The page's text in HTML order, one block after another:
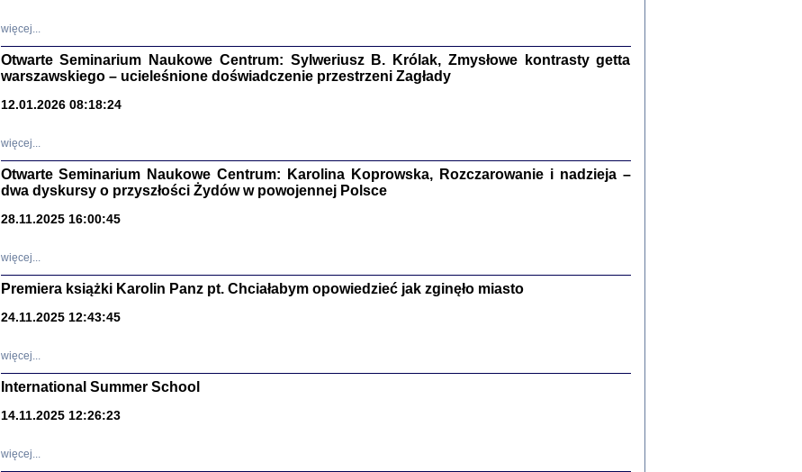
Sewek Okonowski, oprac. Marta Janczewska
PISZĄCY TE SŁOWA JEST PRACOWNIKIEM
GETTOWEJ INSTYTUCJI ...
'z Dziennika' i inne pisma z łódzkiego getta
Józef Zelkowicz, tłum. z jidysz, oprac. i wstęp. Monika Polit
CZYTAJĄC GAZETĘ NIEMIECKĄ ...
więcej...
Otwarte Seminarium Naukowe Centrum: Sylweriusz B. Królak, Zmysłowe kontrasty getta
warszawskiego – ucieleśnione doświadczenie przestrzeni Zagłady
12.01.2026 08:18:24
więcej...
Otwarte Seminarium Naukowe Centrum: Karolina Koprowska, Rozczarowanie i nadzieja –
dwa dyskursy o przyszłości Żydów w powojennej Polsce
28.11.2025 16:00:45
więcej...
Premiera książki Karolin Panz pt. Chciałabym opowiedzieć jak zginęło miasto
24.11.2025 12:43:45
więcej...
International Summer School
14.11.2025 12:26:23
więcej...